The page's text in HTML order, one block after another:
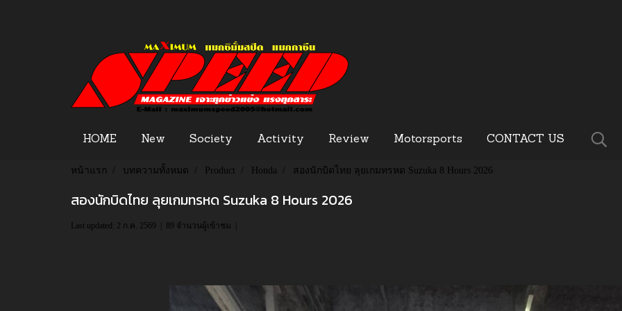
HOME New Society Activity Review Motorsports CONTACT US
หน้าแรก บทความทั้งหมด Product Honda สองนักบิดไทย ลุยเกมทรหด Suzuka 8 Hours 2026
สองนักบิดไทย ลุยเกมทรหด Suzuka 8 Hours 2026
Last updated: 2 ก.ค. 2569 89 จำนวนผู้เข้าชม